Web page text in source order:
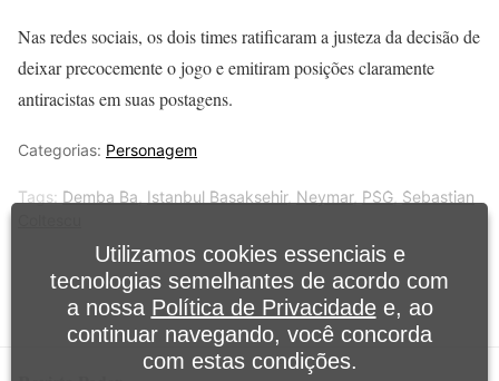
Nas redes sociais, os dois times ratificaram a justeza da decisão de
deixar precocemente o jogo e emitiram posições claramente
antiracistas em suas postagens.
Categorias: Personagem
Tags: Demba Ba Istanbul Basaksehir, Neymar, PSG Sebastian
Utilizamos cookies essenciais e
tecnologias semelhantes de acordo com
a nossa Política de Privacidadee, ao
continuar navegando, você concorda
com estas condições.